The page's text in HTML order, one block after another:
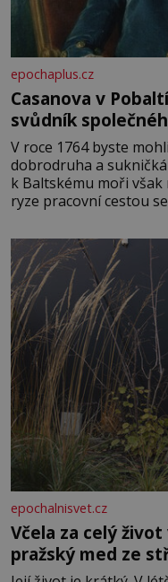
epochaplus.cz
Casanova v
svůdník
V roce 1764 byste
dobrodruha a
k Baltskému moři
ryze pracovní cestou
lotyšské Rigy?
zednářské lóže. Nebyl
protože do zednářské
epochalnisvet.cz
Včela za celý
pražský med ze